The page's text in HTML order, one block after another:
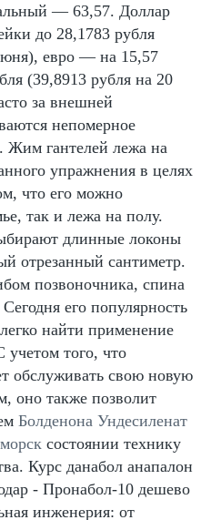
— 63,57. Доллар
до 28,1783 рубля
евро — на 15,57
(39,8913 рубля на 20
за внешней
непомерное
Жим гантелей лежа на
упражнения в целях
что его можно
так и лежа на полу.
длинные локоны
отрезанный сантиметр.
позвоночника, спина
его популярность
найти применение
учетом того, что
обслуживать свою новую
оно также позволит
Болденона Ундесиленат
состоянии технику
Курс данабол анапалон
- Пронабол-10 дешево
инженерия: от